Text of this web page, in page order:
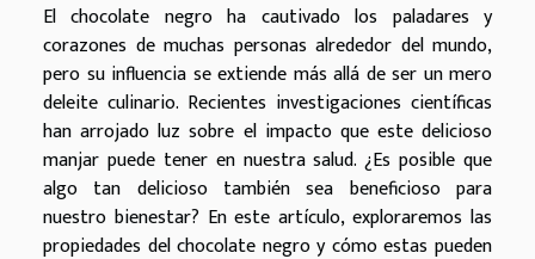
El chocolate negro ha cautivado los paladares y
corazones de muchas personas alrededor del mundo,
pero su influencia se extiende más allá de ser un mero
deleite culinario. Recientes investigaciones científicas
han arrojado luz sobre el impacto que este delicioso
manjar puede tener en nuestra salud. ¿Es posible que
algo tan delicioso también sea beneficioso para
nuestro bienestar? En este artículo, exploraremos las
propiedades del chocolate negro y cómo estas pueden